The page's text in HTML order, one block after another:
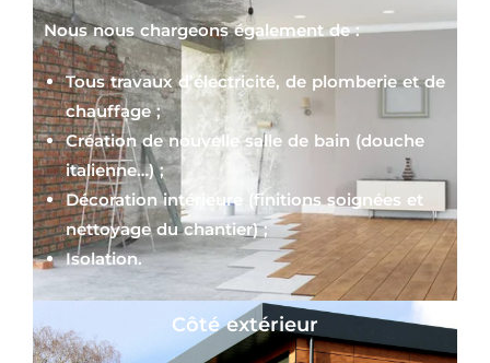
Nous nous chargeons également de :
Tous travaux d’électricité, de plomberie et de
chauffage ;
Création de nouvelle salle de bain (douche
italienne…) ;
Décoration intérieure (finitions soignées et
nettoyage du chantier) ;
Isolation.
Côté extérieur